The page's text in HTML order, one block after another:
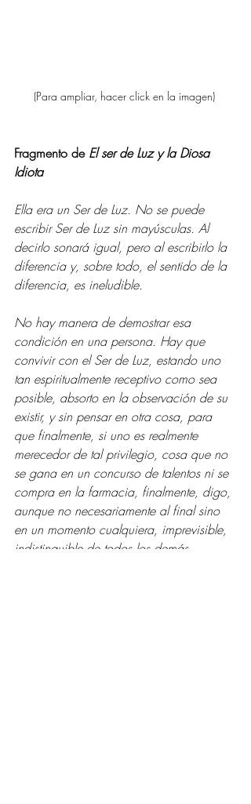
(Para ampliar, hacer click en la imagen)
Fragmento de El ser de Luz y la Diosa
Idiota
Ella era un Ser de Luz. No se puede
escribir Ser de Luz sin mayúsculas. Al
decirlo sonará igual, pero al escribirlo la
diferencia y, sobre todo, el sentido de la
diferencia, es ineludible.
No hay manera de demostrar esa
condición en una persona. Hay que
convivir con el Ser de Luz, estando uno
tan espiritualmente receptivo como sea
posible, absorto en la observación de su
existir, y sin pensar en otra cosa, para
que finalmente, si uno es realmente
merecedor de tal privilegio, cosa que no
se gana en un concurso de talentos ni se
compra en la farmacia, finalmente, digo,
aunque no necesariamente al final sino
en un momento cualquiera, imprevisible,
indistinguible de todos los demás